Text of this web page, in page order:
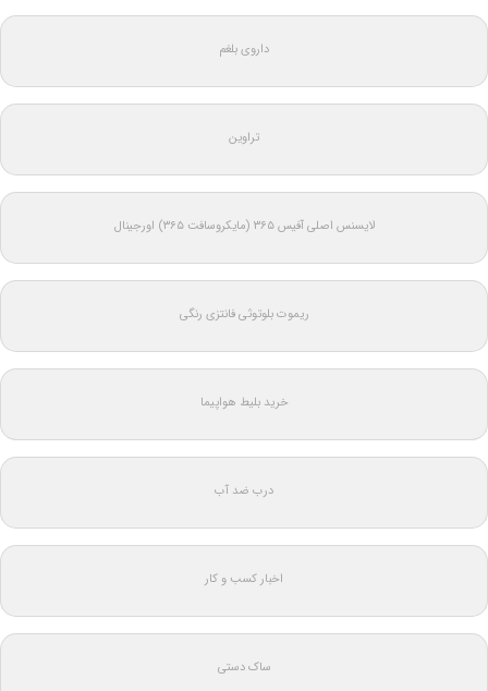
داروی بلغم
تراوین
لایسنس اصلی آفیس ۳۶۵ (مایکروسافت ۳۶۵) اورجینال
ریموت بلوتوثی فانتزی رنگی
خرید بلیط هواپیما
درب ضد آب
اخبار کسب و کار
ساک دستی